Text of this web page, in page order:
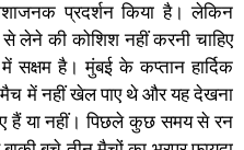
प्रदर्शन किया है। लेकिन
लेने की कोशिश नहीं करनी चाहिए
सक्षम है। मुंबई के कप्तान हार्दिक
मैच में नहीं खेल पाए थे और यह देखना
हैं या नहीं। पिछले कुछ समय से रन